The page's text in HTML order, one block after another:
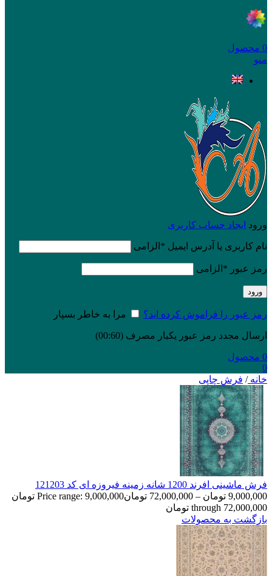
0 محصول
منو
ورود ایجاد حساب کاربری
نام کاربری یا آدرس ایمیل * الزامی
رمز عبور * الزامی
ورود
رمز عبور را فراموش کرده اید؟ مرا به خاطر بسپار
ارسال مجدد رمز عبور یکبار مصرف (00:
60
)
0 محصول
0
خانه/ فرش چاپی
فرش ماشینی افرند 1200 شانه زمینه فیروزه ای کد 121203
9,000,000 تومان –
72,000,000 تومان
Price range: 9,000,000 تومان
through 72,000,000 تومان
بازگشت به محصولات